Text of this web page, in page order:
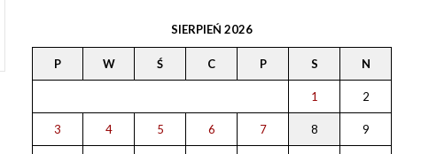
SIERPIEŃ 2026
P W Ś C P S N
1 2
3 4 5 6 7 8 9